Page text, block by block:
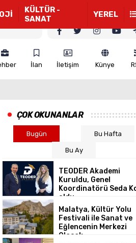
KÜLTÜR -
SANAT
YEREL
İlan İletişim Künye
ÇOK OKUNANLAR
Bugün Bu Hafta
Bu Ay
TEODER Akademi
Kuruldu, Genel
Koordinatörü Seda
oldu…
Malatya, Kültür Yolu
Festivali ile Sanat ve
Eğlencenin Merkezi
Olacak